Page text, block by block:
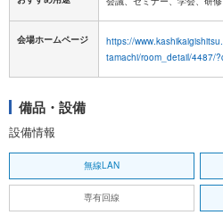
会場ホームページ
https://
tamachi/room_detail/4487/
備品・設備
設備情報
無線LAN
専有回線